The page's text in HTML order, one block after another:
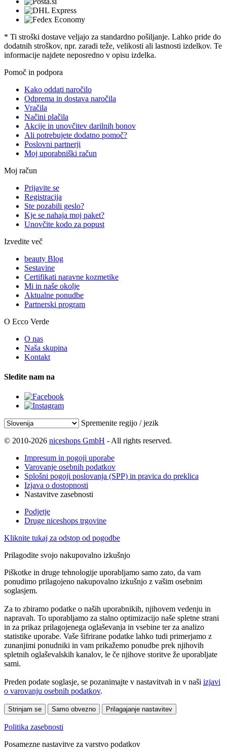
* Ti stroški dostave veljajo za standardno pošiljanje. Lahko pride do
dodatnih stroškov, npr. zaradi teže, velikosti ali lastnosti izdelkov. Te
informacije najdete neposredno v opisu izdelka.
Pomoč in podpora
Kako oddati naročilo
Odprema in dostava naročila
Vračila
Načini plačila
Akcije in unovčitev darilnih bonov
Ali potrebujete dodatno pomoč?
Poslovni partnerji
Moj uporabniški račun
Moj račun
Prijavite se
Registracija
Ste pozabili geslo?
Kje se nahaja moj paket?
Unovčite kodo za popust
Izvedite več
beauty Blog
Sestavine
Certifikati naravne kozmetike
Mi in naše okolje
Aktualne ponudbe
Partnerski program
O Ecco Verde
O nas
Naša skupina
Kontakt
Sledite nam na
Spremenite regijo / jezik
© 2010-2026 niceshops GmbH - All rights reserved.
Impresum in pogoji uporabe
Varovanje osebnih podatkov
Splošni pogoji poslovanja (SPP) in pravica do preklica
Izjava o dostopnosti
Nastavitve zasebnosti
Podjetje
Druge niceshops trgovine
Kliknite tukaj za odstop od pogodbe
Prilagodite svojo nakupovalno izkušnjo
Piškotke in druge tehnologije uporabljamo samo zato, da vam
ponudimo prilagojeno nakupovalno izkušnjo z vašim osebnim
soglasjem.
Za to zbiramo podatke o naših uporabnikih, njihovem vedenju in
napravah. To uporabljamo za stalno optimizacijo naše spletne strani
in za prikaz prilagojenega oglaševanja in vsebine ter za analizo
statistike uporabe. Vaše šifrirane podatke lahko tudi primerjamo z
zunanjimi ponudniki in vam prikažemo ponudbe prek njihovih
spletnih oglaševalskih kanalov, le če njihove storitve že uporabljate
sami.
Preden podate soglasje, se pozanimajte v nastavitvah in v naši izjavi
o varovanju osebnih podatkov.
Strinjam se Samo obvezno Prilagajanje nastavitev
Politika zasebnosti
Posamezne nastavitve za varstvo podatkov